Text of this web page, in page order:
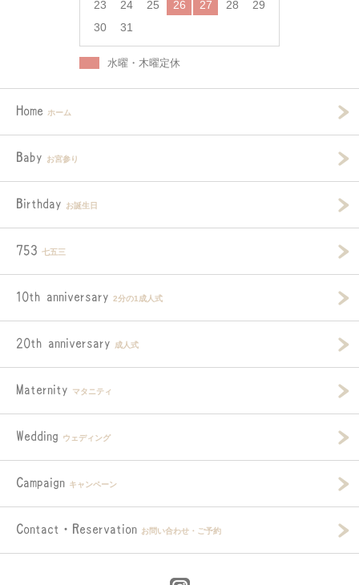
23
24 25 26 27 28
29
30
31
水曜・木曜定休
Home ホーム
Baby お宮参り
Birthday お誕生日
753 七五三
10th anniversary 2分の1成人式
20th anniversary 成人式
Maternity マタニティ
Wedding ウェディング
Campaign キャンペーン
Contact・Reservation お問い合わせ・ご予約